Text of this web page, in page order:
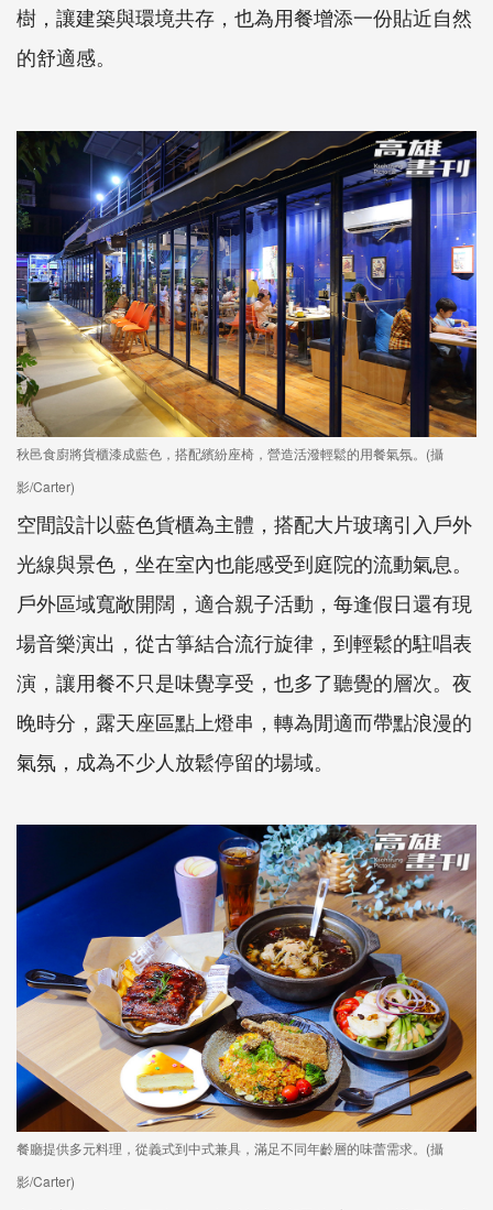
樹，讓建築與環境共存，也為用餐增添一份貼近自然
的舒適感。
秋邑食廚將貨櫃漆成藍色，搭配繽紛座椅，營造活潑輕鬆的用餐氣氛。(攝
影/Carter)
空間設計以藍色貨櫃為主體，搭配大片玻璃引入戶外
光線與景色，坐在室內也能感受到庭院的流動氣息。
戶外區域寬敞開闊，適合親子活動，每逢假日還有現
場音樂演出，從古箏結合流行旋律，到輕鬆的駐唱表
演，讓用餐不只是味覺享受，也多了聽覺的層次。夜
晚時分，露天座區點上燈串，轉為閒適而帶點浪漫的
氣氛，成為不少人放鬆停留的場域。
餐廳提供多元料理，從義式到中式兼具，滿足不同年齡層的味蕾需求。(攝
影/Carter)